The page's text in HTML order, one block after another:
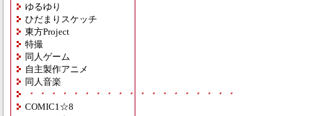
ゆるゆり
ひだまりスケッチ
東方Project
特撮
同人ゲーム
自主製作アニメ
同人音楽
・・・・・・・・・・・・・・・・・・・
COMIC1☆8